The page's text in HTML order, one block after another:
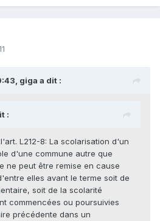
giga a dit :
:
L212-8: La scolarisation d'un
d'une commune autre que
ne peut être remise en cause
elles avant le terme soit de
soit de la scolarité
commencées ou poursuivies
précédente dans un